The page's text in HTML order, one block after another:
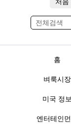
홈
벼룩시장
미국 정보
엔터테인